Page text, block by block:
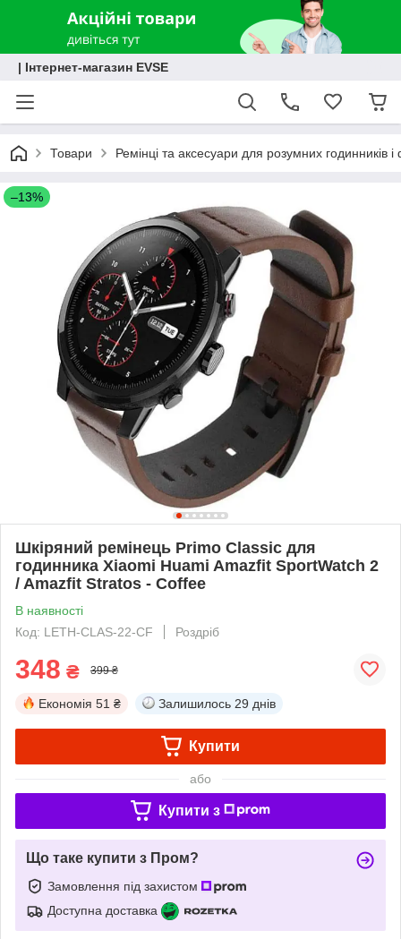
| Інтернет-магазин EVSE
Товари Ремінці та аксесуари для розумних годинників і
–13%
Шкіряний ремінець Primo Classic для
годинника Xiaomi Huami Amazfit SportWatch 2
/ Amazfit Stratos - Coffee
В наявності
Код: LETH-CLAS-22-CF
Роздріб
348 ₴ 399 ₴
Економія 51 ₴ Залишилось 29 днів
Купити
або
Купити з
Що таке купити з Пром?
Замовлення під захистом
Доступна доставка